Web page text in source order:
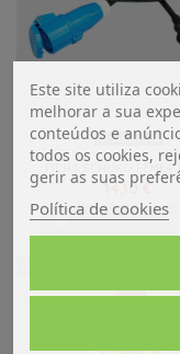
Em Stock
FICHA SCHUKO FÊMEA
14,10 €
Adicionar ao
Este site utiliza
melhorar a sua
conteúdos e
todos os cookies,
gerir as suas
Política de cookies